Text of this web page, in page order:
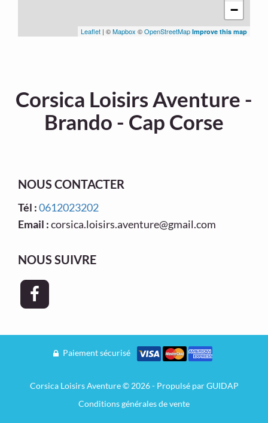
−
Leaflet | ©Mapbox ©OpenStreetMap Improve this map
Corsica Loisirs Aventure -
Brando - Cap Corse
NOUS CONTACTER
Tél :0612023202
Email :corsica.loisirs.aventure@gmail.com
NOUS SUIVRE
Paiement sécurisé
Corsica Loisirs Aventure © 2026 - Propulsé parGUIDAP
Conditions générales de vente